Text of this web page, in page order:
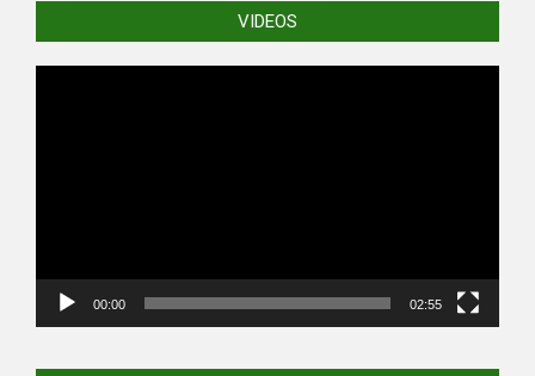
VIDEOS
00:00 02:55